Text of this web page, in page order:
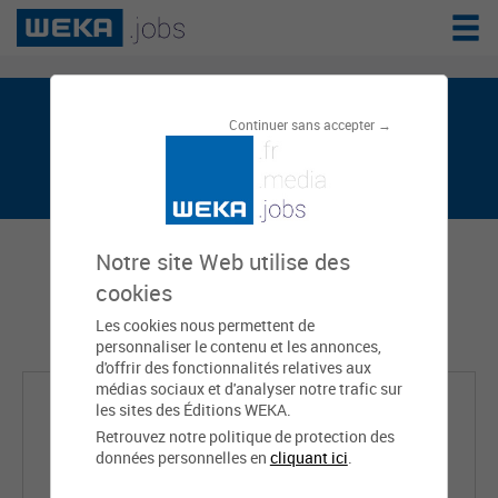
Continuer sans accepter →
Notre site Web utilise des
cookies
Les cookies nous permettent de
personnaliser le contenu et les annonces,
d'offrir des fonctionnalités relatives aux
médias sociaux et d'analyser notre trafic sur
les sites des Éditions WEKA.
Retrouvez notre politique de protection des
données personnelles en cliquant ici.
Stephane PANIN est sur weka.jobs, le
réseau de l'emploi public